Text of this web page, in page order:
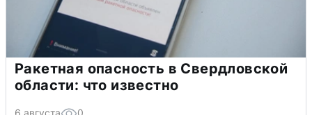
Ракетная опасность в Свердловской
области: что известно